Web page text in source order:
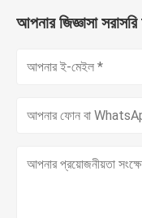
আপনার জিজ্ঞাসা